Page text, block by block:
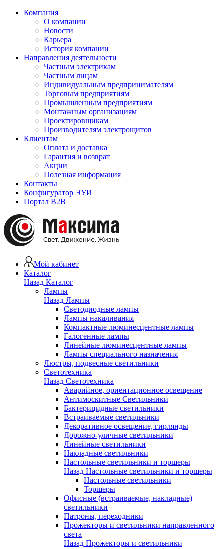
Компания
О компании
Новости
Карьера
История компании
Направления деятельности
Частным электрикам
Частным лицам
Индивидуальным предпринимателям
Торговым предприятиям
Промышленным предприятиям
Монтажным организациям
Проектировщикам
Производителям электрощитов
Клиентам
Оплата и доставка
Гарантия и возврат
Акции
Полезная информация
Контакты
Конфигуратор ЭУИ
Портал B2B
Мой кабинет
Каталог
Назад Каталог
Лампы
Назад Лампы
Светодиодные лампы
Лампы накаливания
Компактные люминесцентные лампы
Галогенные лампы
Линейные люминесцентные лампы
Лампы специального назначения
Люстры, подвесные светильники
Светотехника
Назад Светотехника
Аварийное, ориентационное освещение
Антимоскитные Светильники
Бактерицидные светильники
Встраиваемые светильники
Декоративное освещение, гирлянды
Дорожно-уличные светильники
Линейные светильники
Накладные светильники
Настольные светильники и торшеры
Назад Настольные светильники и торшеры
Настольные светильники
Торшеры
Офисные (встраиваемые, накладные)
светильники
Патроны, переходники
Прожекторы и светильники направленного
света
Назад Прожекторы и светильники